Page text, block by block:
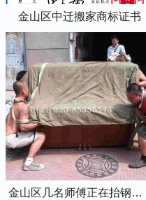
金山区中迁搬家商标证书
金山区几名师傅正在抬钢琴上楼